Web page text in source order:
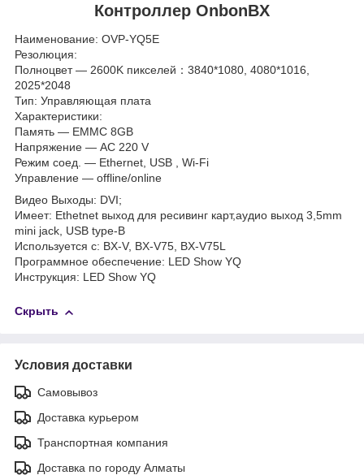
Контроллер OnbonBX
Наименование: OVP-YQ5E
Резолюция:
Полноцвет — 2600K пикселей：3840*1080, 4080*1016,
2025*2048
Тип: Управляющая плата
Характеристики:
Память — EMMC 8GB
Напряжение ― AC 220 V
Режим соед. ― Ethernet, USB , Wi-Fi
Управление — offline/online
Видео Выходы: DVI;
Имеет: Ethetnet выход для ресивинг карт,аудио выход 3,5mm
mini jack, USB type-B
Используется с: BX-V, BX-V75, BX-V75L
Программное обеспечение: LED Show YQ
Инструкция: LED Show YQ
Скрыть
Условия доставки
Самовывоз
Доставка курьером
Транспортная компания
Доставка по городу Алматы